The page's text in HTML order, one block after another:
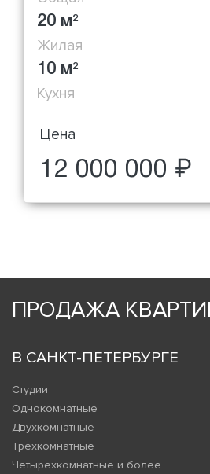
20 м2
Жилая
10 м2
Кухня
Цена
12 000 000 ₽
ПРОДАЖА
В САНКТ-ПЕТЕРБУРГЕ
Студии
Однокомнатные
Двухкомнатные
Трехкомнатные
Четырехкомнатные и более